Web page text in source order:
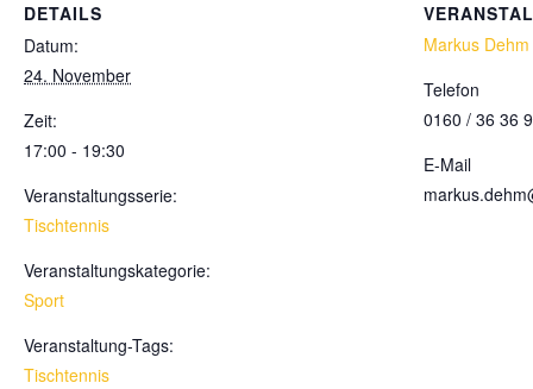
DETAILS
Datum:
24. November
Zeit:
17:00 - 19:30
Veranstaltungsserie:
Tischtennis
Veranstaltungskategorie:
Sport
Veranstaltung-Tags:
Tischtennis
Markus Dehm
Telefon
0160 / 36 36
E-Mail